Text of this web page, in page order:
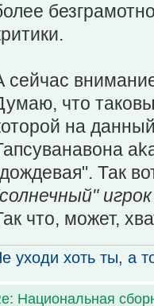
сейчас
что
на
Так
что, может,
уходи хоть ты, а
Национальная